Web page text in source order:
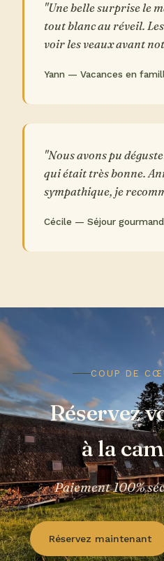
"Une belle surprise le
tout blanc au réveil.
voir les veaux avant
Yann — Vacances en
"Nous avons pu
qui était très bonne.
sympathique, je
Cécile — Séjour gourmand
COUP DE
Réservez
à la
Paiement 100%
Réservez maintenant